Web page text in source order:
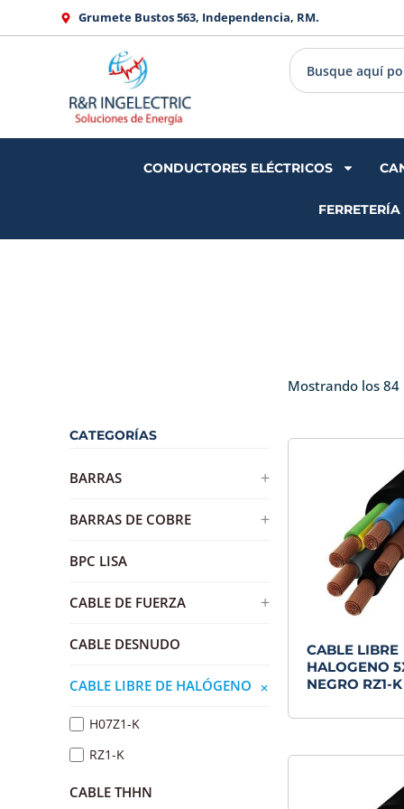
al
Grumete Bustos 563, Independencia, RM.
CONDUCTORES ELÉCTRICOS
CATEGORÍAS
BARRAS +
BARRA DE DISTRIBUCION DE
BARRAS DE COBRE +
BARRA DE COBRE ESTAÑADA
BPC LISA
CABLE DE FUERZA +
AWG
CABLE DESNUDO
CABLE LIBRE DE HALÓGENO +
H07Z1-K
RZ1-K
CABLE THHN
Mostrando los
CABLE LIBRE
HALOGENO
NEGRO RZ1-K